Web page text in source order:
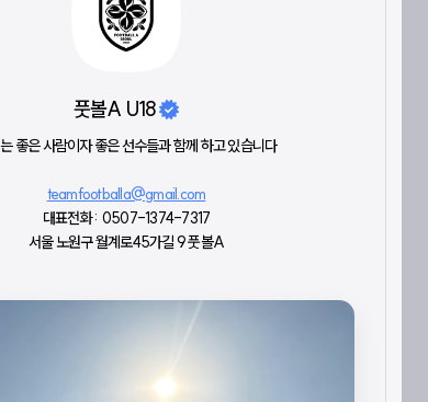
풋볼A U18
좋은 사람이자 좋은 선수들과 함께 하고 있습니다
teamfootballa@gmail.com
대표전화 :  0507-1374-7317
서울 노원구 월계로45가길 9 풋볼A